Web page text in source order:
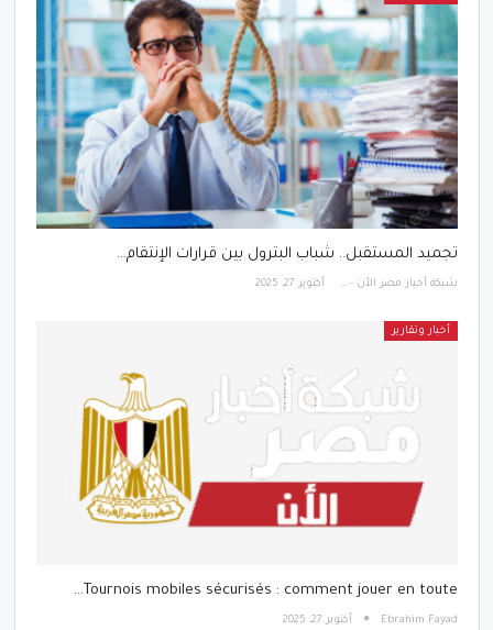
تجميد المستقبل.. شباب البترول بين قرارات الإنتقام…
شبكة أخبار مصر الأن - Egypt News Network Now أكتوبر 27, 2025
أخبار وتقارير
Tournois mobiles sécurisés : comment jouer en toute…
Ebrahim Fayad أكتوبر 27, 2025